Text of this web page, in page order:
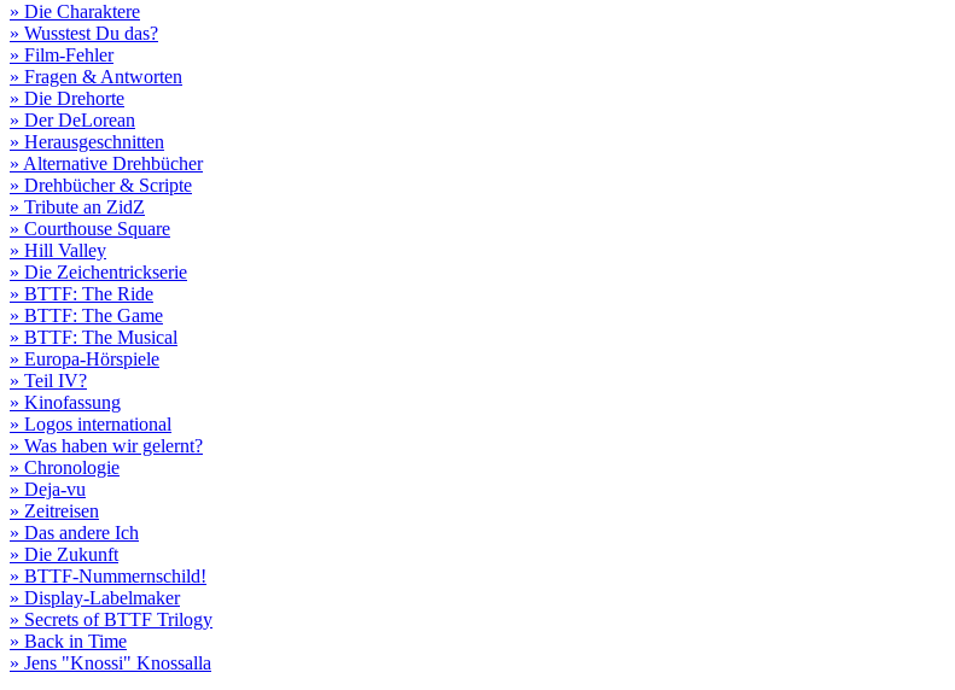
» Die Charaktere
» Wusstest Du das?
» Film-Fehler
» Fragen & Antworten
» Die Drehorte
» Der DeLorean
» Herausgeschnitten
» Alternative Drehbücher
» Drehbücher & Scripte
» Tribute an ZidZ
» Courthouse Square
» Hill Valley
» Die Zeichentrickserie
» BTTF: The Ride
» BTTF: The Game
» BTTF: The Musical
» Europa-Hörspiele
» Teil IV?
» Kinofassung
» Logos international
» Was haben wir gelernt?
» Chronologie
» Deja-vu
» Zeitreisen
» Das andere Ich
» Die Zukunft
» BTTF-Nummernschild!
» Display-Labelmaker
» Secrets of BTTF Trilogy
» Back in Time
» Jens "Knossi" Knossalla